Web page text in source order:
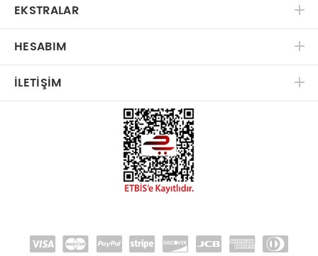
EKSTRALAR
HESABIM
İLETIŞIM